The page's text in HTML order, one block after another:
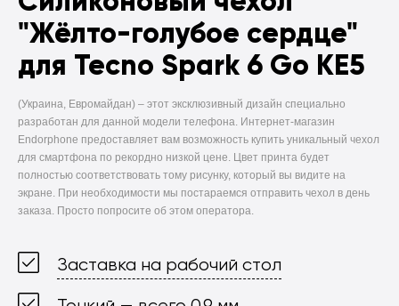
"Жёлто-голубое сердце"
для Tecno Spark 6 Go KE5
(Украина, Евромайдан) – этот эксклюзивный дизайн специально
разработан для данной модели телефона. Интернет-магазин
Endorphone предоставляет вам возможность купить уникальный чехол
для смартфона по рекордно низкой цене. Цвет принта будет
полностью соответствовать тому рисунку, который вы видите на
экране. При необходимости мы постараемся отправить чехол в день
заказа. Просто попросите об этом оператора.
Заставка на рабочий стол